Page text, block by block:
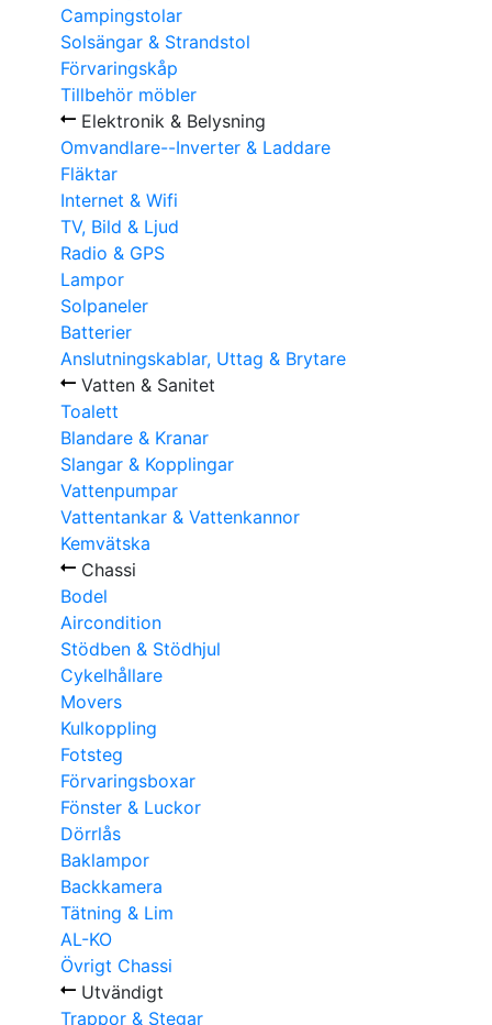
Campingstolar
Solsängar & Strandstol
Förvaringskåp
Tillbehör möbler
Elektronik & Belysning
Omvandlare--Inverter & Laddare
Fläktar
Internet & Wifi
TV, Bild & Ljud
Radio & GPS
Lampor
Solpaneler
Batterier
Anslutningskablar, Uttag & Brytare
Vatten & Sanitet
Toalett
Blandare & Kranar
Slangar & Kopplingar
Vattenpumpar
Vattentankar & Vattenkannor
Kemvätska
Chassi
Bodel
Aircondition
Stödben & Stödhjul
Cykelhållare
Movers
Kulkoppling
Fotsteg
Förvaringsboxar
Fönster & Luckor
Dörrlås
Baklampor
Backkamera
Tätning & Lim
AL-KO
Övrigt Chassi
Utvändigt
Trappor & Stegar